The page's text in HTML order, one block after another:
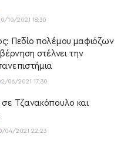
10/2021 18:30
Πεδίο πολέμου μαφιόζων
στέλνει την
06/2021 17:30
Τζανακόπουλο και
04/2021 22:23